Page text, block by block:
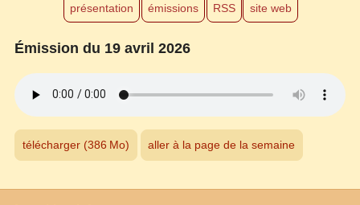
présentation émissions RSS site web
Émission du 19 avril 2026
télécharger (386 Mo) aller à la page de la semaine